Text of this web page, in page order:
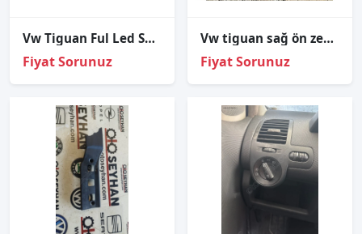
Vw Tiguan Ful Led Sağ Far Dolu 16-19
Fiyat Sorunuz
Vw tiguan sağ ön zenon far 2008-2011
Fiyat Sorunuz